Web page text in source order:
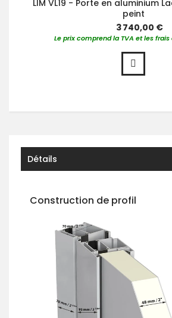
LIM VL19 - Porte en aluminium
peint
3 740,00 €
Le prix comprend la TVA et les
Détails